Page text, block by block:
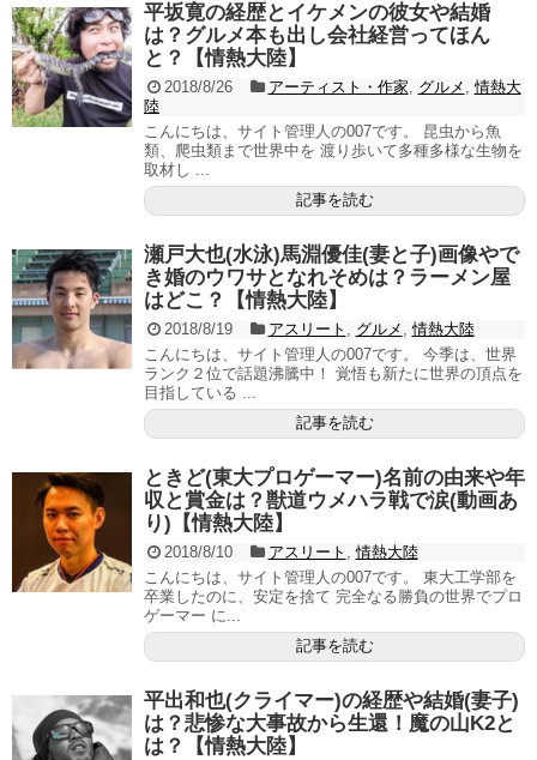
平坂寛の経歴とイケメンの彼女や結婚
は？グルメ本も出し会社経営ってほん
と？【情熱大陸】
2018/8/26 アーティスト・作家, グルメ ,情熱大
陸
こんにちは、サイト管理人の007です。 昆虫から魚
類、爬虫類まで世界中を 渡り歩いて多種多様な生物を
取材し ...
記事を読む
瀬戸大也(水泳)馬淵優佳(妻と子)画像やで
き婚のウワサとなれそめは？ラーメン屋
はどこ？【情熱大陸】
2018/8/19 アスリート , グルメ ,情熱大陸
こんにちは、サイト管理人の007です。 今季は、世界
ランク２位で話題沸騰中！ 覚悟も新たに世界の頂点を
目指している ...
記事を読む
ときど(東大プロゲーマー)名前の由来や年
収と賞金は？獣道ウメハラ戦で涙(動画あ
り)【情熱大陸】
2018/8/10 アスリート ,情熱大陸
こんにちは、サイト管理人の007です。 東大工学部を
卒業したのに、安定を捨て 完全なる勝負の世界でプロ
ゲーマー に...
記事を読む
平出和也(クライマー)の経歴や結婚(妻子)
は？悲惨な大事故から生還！魔の山K2と
は？【情熱大陸】